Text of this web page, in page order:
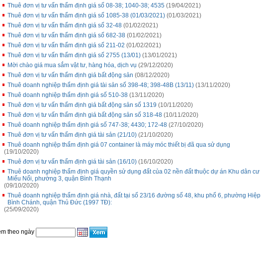
Thuê đơn vị tư vấn thẩm định giá số 08-38; 1040-38; 4535 (19/04/2021)
Thuê đơn vị tư vấn thẩm định giá số 1085-38 (01/03/2021) (01/03/2021)
Thuê đơn vị tư vấn thẩm định giá số 32-48 (01/02/2021)
Thuê đơn vị tư vấn thẩm định giá số 682-38 (01/02/2021)
Thuê đơn vị tư vấn thẩm định giá số 211-02 (01/02/2021)
Thuê đơn vị tư vấn thẩm định giá số 2755 (13/01) (13/01/2021)
Mời chào giá mua sắm vật tư, hàng hóa, dịch vụ (29/12/2020)
Thuê đơn vị tư vấn thẩm định giá bất động sản (08/12/2020)
Thuê doanh nghiệp thẩm định giá tài sản số 398-48; 398-48B (13/11) (13/11/2020)
Thuê doanh nghiệp thẩm định giá số 510-38 (13/11/2020)
Thuê đơn vị tư vấn thẩm định giá bất động sản số 1319 (10/11/2020)
Thuê đơn vị tư vấn thẩm định giá bất động sản số 318-48 (10/11/2020)
Thuê doanh nghiệp thẩm định giá số 747-38; 4430; 172-48 (27/10/2020)
Thuê đơn vị tư vấn thẩm định giá tài sản (21/10) (21/10/2020)
Thuê doanh nghiệp thẩm định giá 07 container là máy móc thiết bị đã qua sử dụng
(19/10/2020)
Thuê đơn vị tư vấn thẩm định giá tài sản (16/10) (16/10/2020)
Thuê doanh nghiệp thẩm định giá quyền sử dụng đất của 02 nền đất thuộc dự án Khu dân cư
Miếu Nổi, phường 3, quận Bình Thạnh
(09/10/2020)
Thuê doanh nghiệp thẩm định giá nhà, đất tại số 23/16 đường số 48, khu phố 6, phường Hiệp
Bình Chánh, quận Thủ Đức (1997 TĐ):
(25/09/2020)
theo ngày